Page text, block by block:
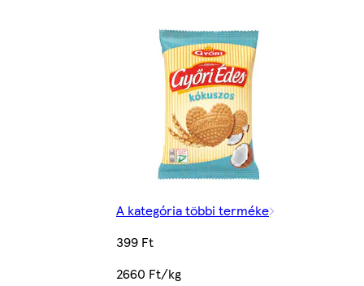
A kategória többi terméke
399 Ft
2660 Ft/kg